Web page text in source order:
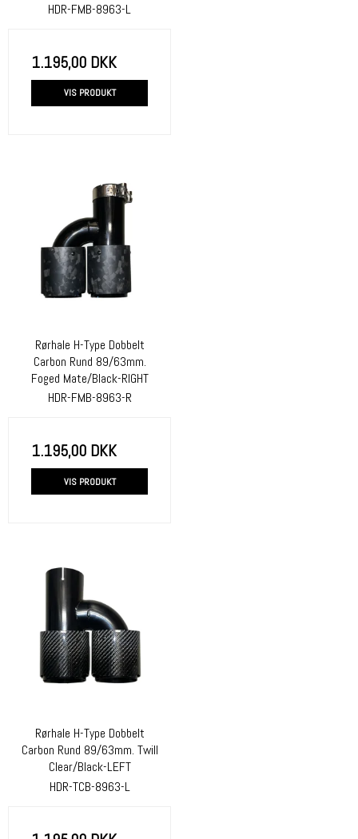
HDR-FMB-8963-L
1.195,00 DKK
VIS PRODUKT
Rørhale H-Type Dobbelt
Carbon Rund 89/63mm.
Foged Mate/Black-RIGHT
HDR-FMB-8963-R
1.195,00 DKK
VIS PRODUKT
Rørhale H-Type Dobbelt
Carbon Rund 89/63mm. Twill
Clear/Black-LEFT
HDR-TCB-8963-L